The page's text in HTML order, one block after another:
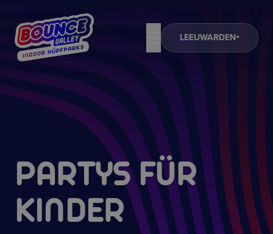
LEEUWARDEN
PARTYS FÜR
KINDER